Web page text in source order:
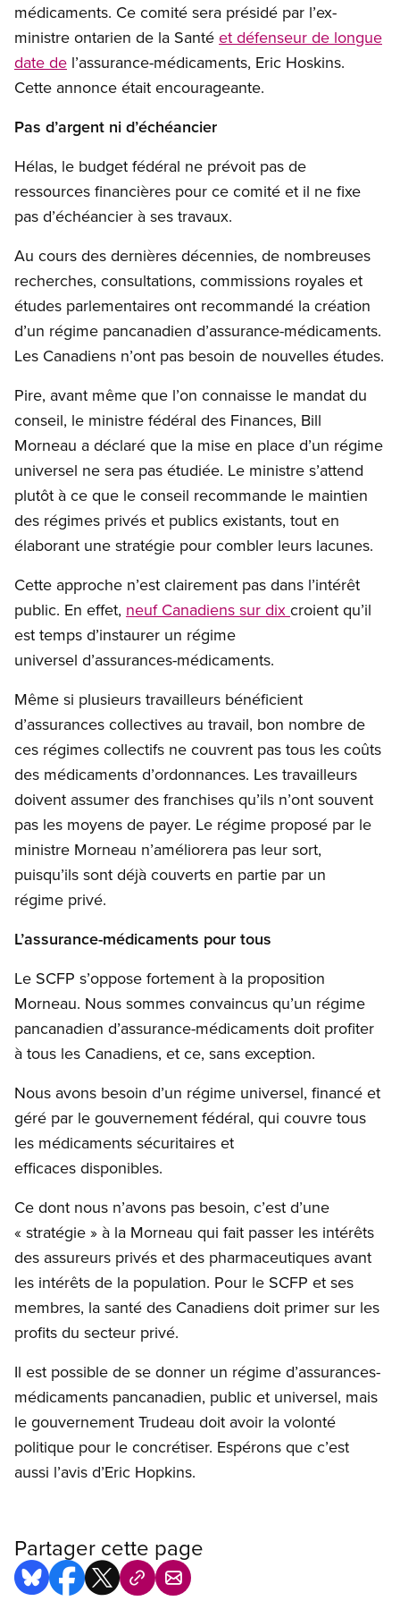
médicaments. Ce comité sera présidé par l’ex-
ministre ontarien de la Santé et défenseur de longue
date de l’assurance-médicaments, Eric Hoskins.
Cette annonce était encourageante.
Pas d’argent ni d’échéancier
Hélas, le budget fédéral ne prévoit pas de
ressources financières pour ce comité et il ne fixe
pas d’échéancier à ses travaux.
Au cours des dernières décennies, de nombreuses
recherches, consultations, commissions royales et
études parlementaires ont recommandé la création
d’un régime pancanadien d’assurance-médicaments.
Les Canadiens n’ont pas besoin de nouvelles études.
Pire, avant même que l’on connaisse le mandat du
conseil, le ministre fédéral des Finances, Bill
Morneau a déclaré que la mise en place d’un régime
universel ne sera pas étudiée. Le ministre s’attend
plutôt à ce que le conseil recommande le maintien
des régimes privés et publics existants, tout en
élaborant une stratégie pour combler leurs lacunes.
Cette approche n’est clairement pas dans l’intérêt
public. En effet, neuf Canadiens sur dix croient qu’il
est temps d’instaurer un régime
universel d’assurances-médicaments.
Même si plusieurs travailleurs bénéficient
d’assurances collectives au travail, bon nombre de
ces régimes collectifs ne couvrent pas tous les coûts
des médicaments d’ordonnances. Les travailleurs
doivent assumer des franchises qu’ils n’ont souvent
pas les moyens de payer. Le régime proposé par le
ministre Morneau n’améliorera pas leur sort,
puisqu’ils sont déjà couverts en partie par un
régime privé.
L’assurance-médicaments pour tous
Le SCFP s’oppose fortement à la proposition
Morneau. Nous sommes convaincus qu’un régime
pancanadien d’assurance-médicaments doit profiter
à tous les Canadiens, et ce, sans exception.
Nous avons besoin d’un régime universel, financé et
géré par le gouvernement fédéral, qui couvre tous
les médicaments sécuritaires et
efficaces disponibles.
Ce dont nous n’avons pas besoin, c’est d’une
« stratégie » à la Morneau qui fait passer les intérêts
des assureurs privés et des pharmaceutiques avant
les intérêts de la population. Pour le SCFP et ses
membres, la santé des Canadiens doit primer sur les
profits du secteur privé.
Il est possible de se donner un régime d’assurances-
médicaments pancanadien, public et universel, mais
le gouvernement Trudeau doit avoir la volonté
politique pour le concrétiser. Espérons que c’est
aussi l’avis d’Eric Hopkins.
Partager cette page